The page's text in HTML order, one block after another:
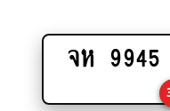
Add
cart
จห 9945